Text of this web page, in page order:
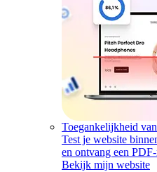
Toegankelijkheid
Test je website
en ontvang een
Bekijk mijn website